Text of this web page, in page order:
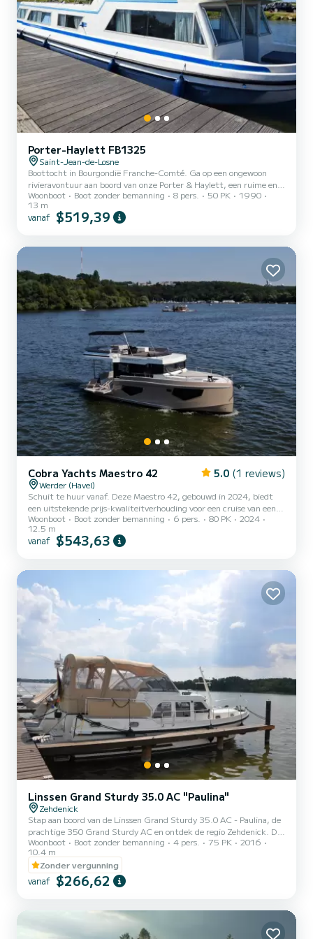
Porter-Haylett FB1325
Saint-Jean-de-Losne
Boottocht in Bourgondië Franche-Comté. Ga op een ongewoon
rivieravontuur aan boord van onze Porter & Haylett, een ruime en
comfortabele boot, ideaal om de prachtige landschappen van
Bourgondië Franche-Comté in alle vrijheid te ontdekken. Geen
vaarbewijs vereist! Een volledige initiatie wordt bij vertrek gegeven
zithoek. Ideaal buitendek voor maaltijden en ap...
Woonboot Boot zonder bemanning 8 pers. 50 PK
1990
13 m
vanaf $519,39
Cobra Yachts Maestro 42 5.0 (1 reviews)
Werder (Havel)
Schuit te huur vanaf. Deze Maestro 42, gebouwd in 2024, biedt
een uitstekende prijs-kwaliteitverhouding voor een cruise van een
paar dagen of een paar weken. Het schip is 13 meter lang en heeft
een vermogen van 80 pk. De 3 hutten bieden plaats aan 8 personen
tijdens het varen. Deze Maestro 42 is uitgerust met 2 toiletten
Woonboot Boot zonder bemanning 6 pers. 80 PK
2024
12.5 m
vanaf $543,63
Linssen Grand Sturdy 35.0 AC "Paulina"
Zehdenick
Stap aan boord van de Linssen Grand Sturdy 35.0 AC - Paulina, de
prachtige 350 Grand Sturdy AC en ontdek de regio Zehdenick. Dit
schip is in 2016 gebouwd om comfort en prestaties op zee te
garanderen. De boot heeft 2 comfortabele hutten en een
bootcapaciteit van 4 personen. Met een totale lengte van 10 meter
is hij uw beste bondgenoot voor een bijzondere vakantie op het
water in de omgeving van Zehdenick Deze 350 Grand Sturdy AC
Woonboot Boot zonder bemanning 4 pers. 75 PK
2016
10.4 m
Zonder vergunning
vanaf $266,62